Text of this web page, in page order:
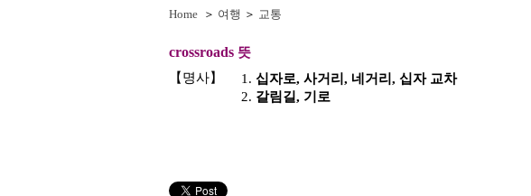
Home ＞ 여행 ＞ 교통
crossroads 뜻
【명사】
1. 십자로, 사거리, 네거리, 십자 교차
2. 갈림길, 기로